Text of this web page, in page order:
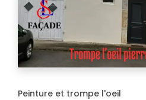
Peinture et trompe l'oeil